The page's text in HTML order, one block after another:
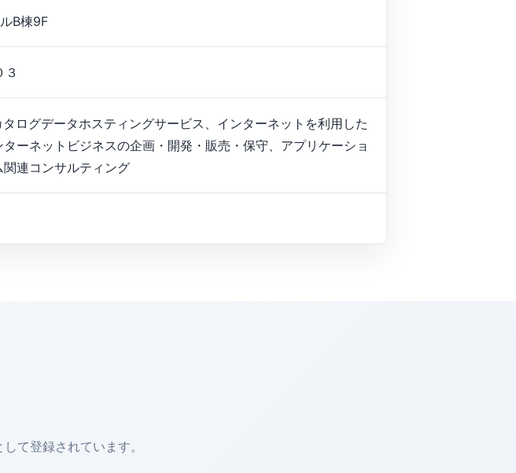
B棟9F
ログデータホスティングサービス、インターネットを利用した
ーネットビジネスの企画・開発・販売・保守、アプリケーショ
連コンサルティング
て登録されています。